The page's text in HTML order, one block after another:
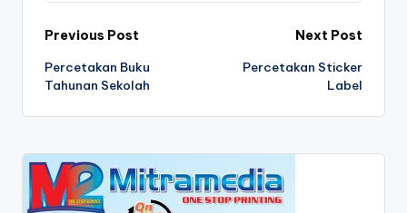
Post
navigation
Previous Post
Percetakan Buku
Tahunan Sekolah
Next Post
Percetakan Sticker
Label